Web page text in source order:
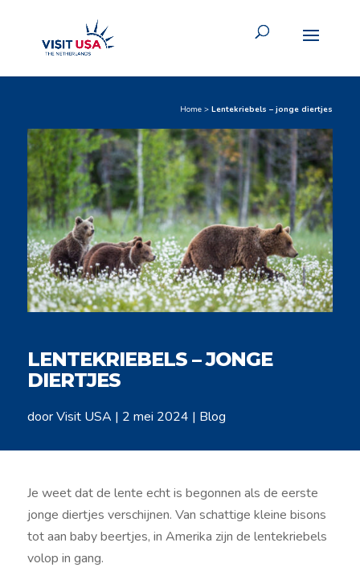
Home >Lentekriebels – jonge diertjes
LENTEKRIEBELS – JONGE
DIERTJES
doorVisit USA | 2 mei 2024 | Blog
Je weet dat de lente echt is begonnen als de eerste
jonge diertjes verschijnen. Van schattige kleine bisons
tot aan baby beertjes, in Amerika zijn de lentekriebels
volop in gang.